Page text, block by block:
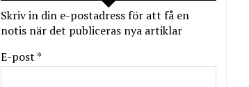
Skriv in din e-postadress för att få en
notis när det publiceras nya artiklar
E-post *